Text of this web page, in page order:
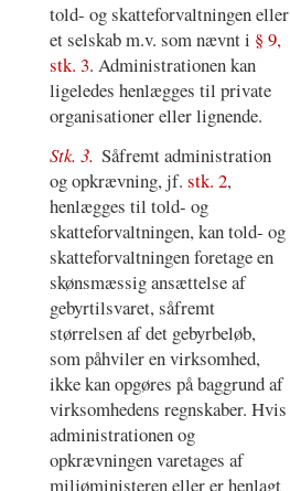
told- og skatteforvaltningen eller
et selskab m.v. som nævnt i § 9,
stk. 3. Administrationen kan
ligeledes henlægges til private
organisationer eller lignende.
Stk. 3. Såfremt administration
og opkrævning, jf. stk. 2,
henlægges til told- og
skatteforvaltningen, kan told- og
skatteforvaltningen foretage en
skønsmæssig ansættelse af
gebyrtilsvaret, såfremt
størrelsen af det gebyrbeløb,
som påhviler en virksomhed,
ikke kan opgøres på baggrund af
virksomhedens regnskaber. Hvis
administrationen og
opkrævningen varetages af
miljøministeren eller er henlagt